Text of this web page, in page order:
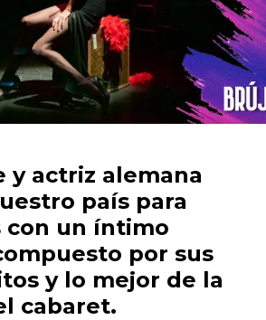
y actriz alemana
país para
con un íntimo
por sus
y lo mejor de la
cabaret.